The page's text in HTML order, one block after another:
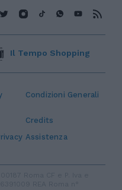
Condizioni Generali
Credits
Assistenza
Il Tempo Shopping